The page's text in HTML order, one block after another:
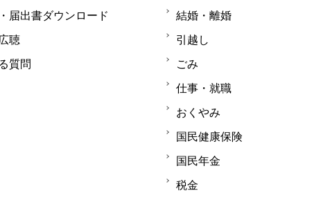
届出書ダウンロード
聴
質問
結婚・離婚
引越し
ごみ
仕事・就職
おくやみ
国民健康保険
国民年金
税金